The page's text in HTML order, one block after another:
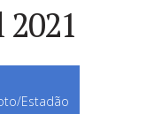
Estadão